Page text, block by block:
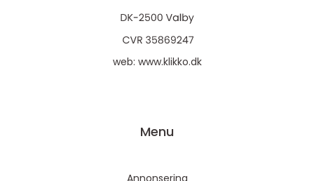
web: www.klikko.dk
Menu
Annonsering